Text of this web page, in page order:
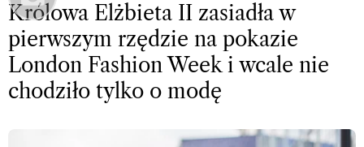
Królowa Elżbieta II zasiadła w
pierwszym rzędzie na pokazie
London Fashion Week i wcale nie
chodziło tylko o modę